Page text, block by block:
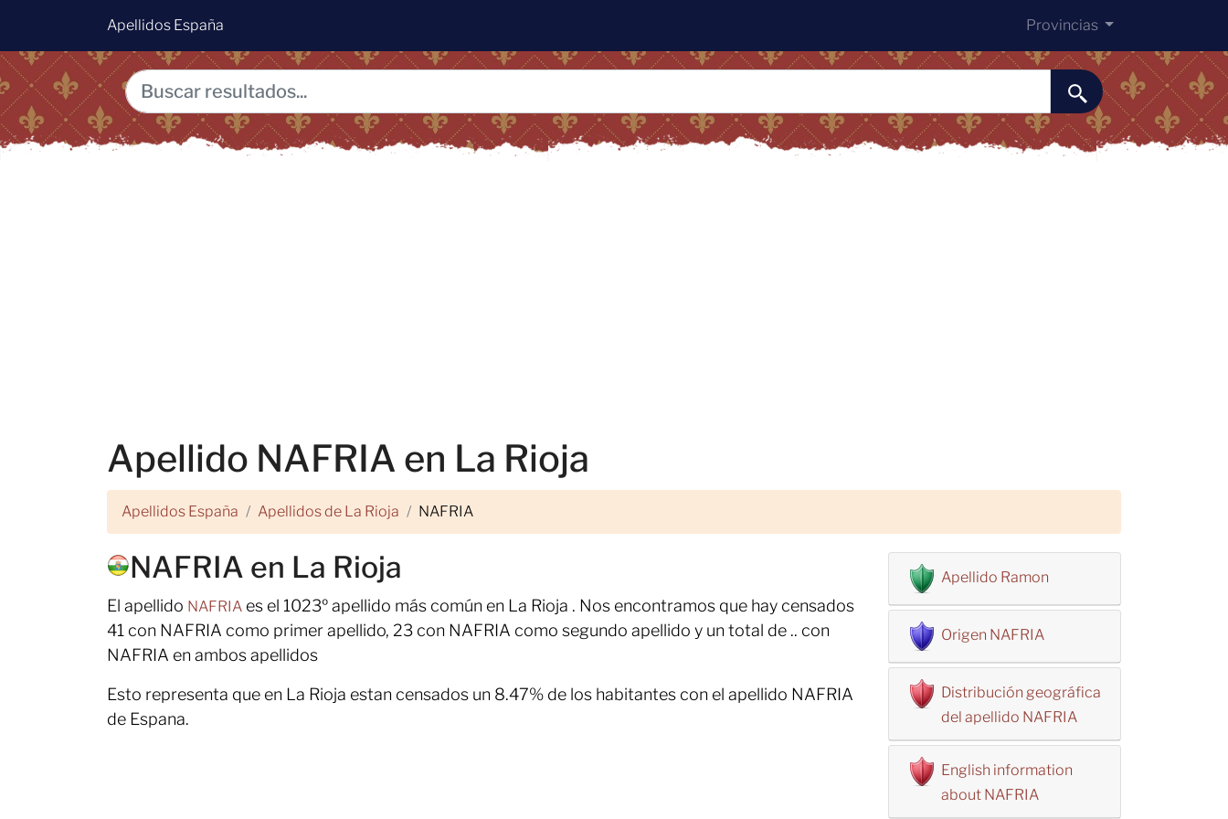
Apellidos España Provincias
Apellido NAFRIA en La Rioja
Apellidos España Apellidos de La Rioja NAFRIA
NAFRIA en La Rioja
El apellido NAFRIA es el 1023º apellido más común en La Rioja . Nos encontramos que hay censados
41 con NAFRIA como primer apellido, 23 con NAFRIA como segundo apellido y un total de .. con
NAFRIA en ambos apellidos
Esto representa que en La Rioja estan censados un 8.47% de los habitantes con el apellido NAFRIA
de Espana.
Apellido Ramon
Origen NAFRIA
Distribución geográfica
del apellido NAFRIA
English information
about NAFRIA